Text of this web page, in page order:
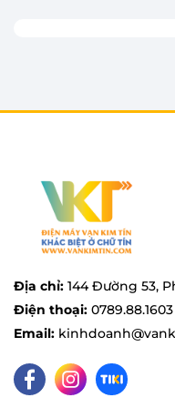
Địa chỉ: 144 Đường 53,
Điện thoại: 0789.88.1603
Email: